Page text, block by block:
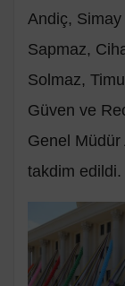
Andiç,
Sapmaz,
Solmaz,
Güven ve
Genel Müdür
takdim edildi.